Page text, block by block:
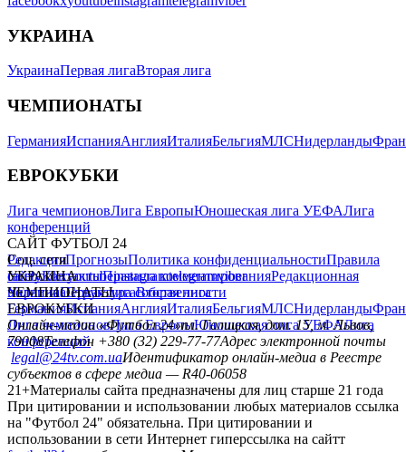
УКРАИНА
УкраинаПервая лигаВторая лига
ЧЕМПИОНАТЫ
ГерманияИспанияАнглияИталияБельгияМЛСНидерланды
ЕВРОКУБКИ
Лига чемпионовЛига ЕвропыЮношеская лига УЕФАЛига
конференций
САЙТ ФУТБОЛ 24
РедакцияПрогнозыПолитика конфиденциальностиПравила
сайтуКонтактыПравила комментированияРедакционная
политикаСтруктура собственности
Соц. сети
facebookxyoutubeinstagramtelegramviber
УКРАИНА
УкраинаПервая лигаВторая лига
ЧЕМПИОНАТЫ
ГерманияИспанияАнглияИталияБельгияМЛСНидерланды
ЕВРОКУБКИ
Лига чемпионовЛига ЕвропыЮношеская лига УЕФАЛига
конференций
Онлайн-медиа «Футбол 24»пл. Галицкая, дом. 15, м. Львов,
79008Телефон +380 (32) 229-77-77Адрес электронной почты
legal@24tv.com.uaИдентификатор онлайн-медиа в Реестре
субъектов в сфере медиа — R40-06058
21+Материалы сайта предназначены для лиц старше 21 года
При цитировании и использовании любых материалов ссылка
на "Футбол 24" обязательна. При цитировании и
использовании в сети Интернет гиперссылка на сайтт